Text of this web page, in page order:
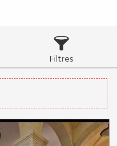
Filtres